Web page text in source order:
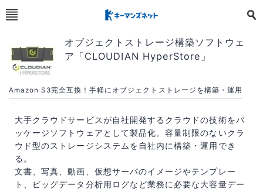
オブジェクトストレージ構築ソフトウェ
ア「CLOUDIAN HyperStore」
Amazon S3完全互換！手軽にオブジェクトストレージを構築・運用
大手クラウドサービスが自社開発するクラウドの技術をパ
ッケージソフトウェアとして製品化。容量制限のないクラ
ウド型のストレージシステムを自社内に構築・運用でき
る。
文書、写真、動画、仮想サーバのイメージやテンプレー
ト、ビッグデータ分析用ログなど業務に必要な大容量デー